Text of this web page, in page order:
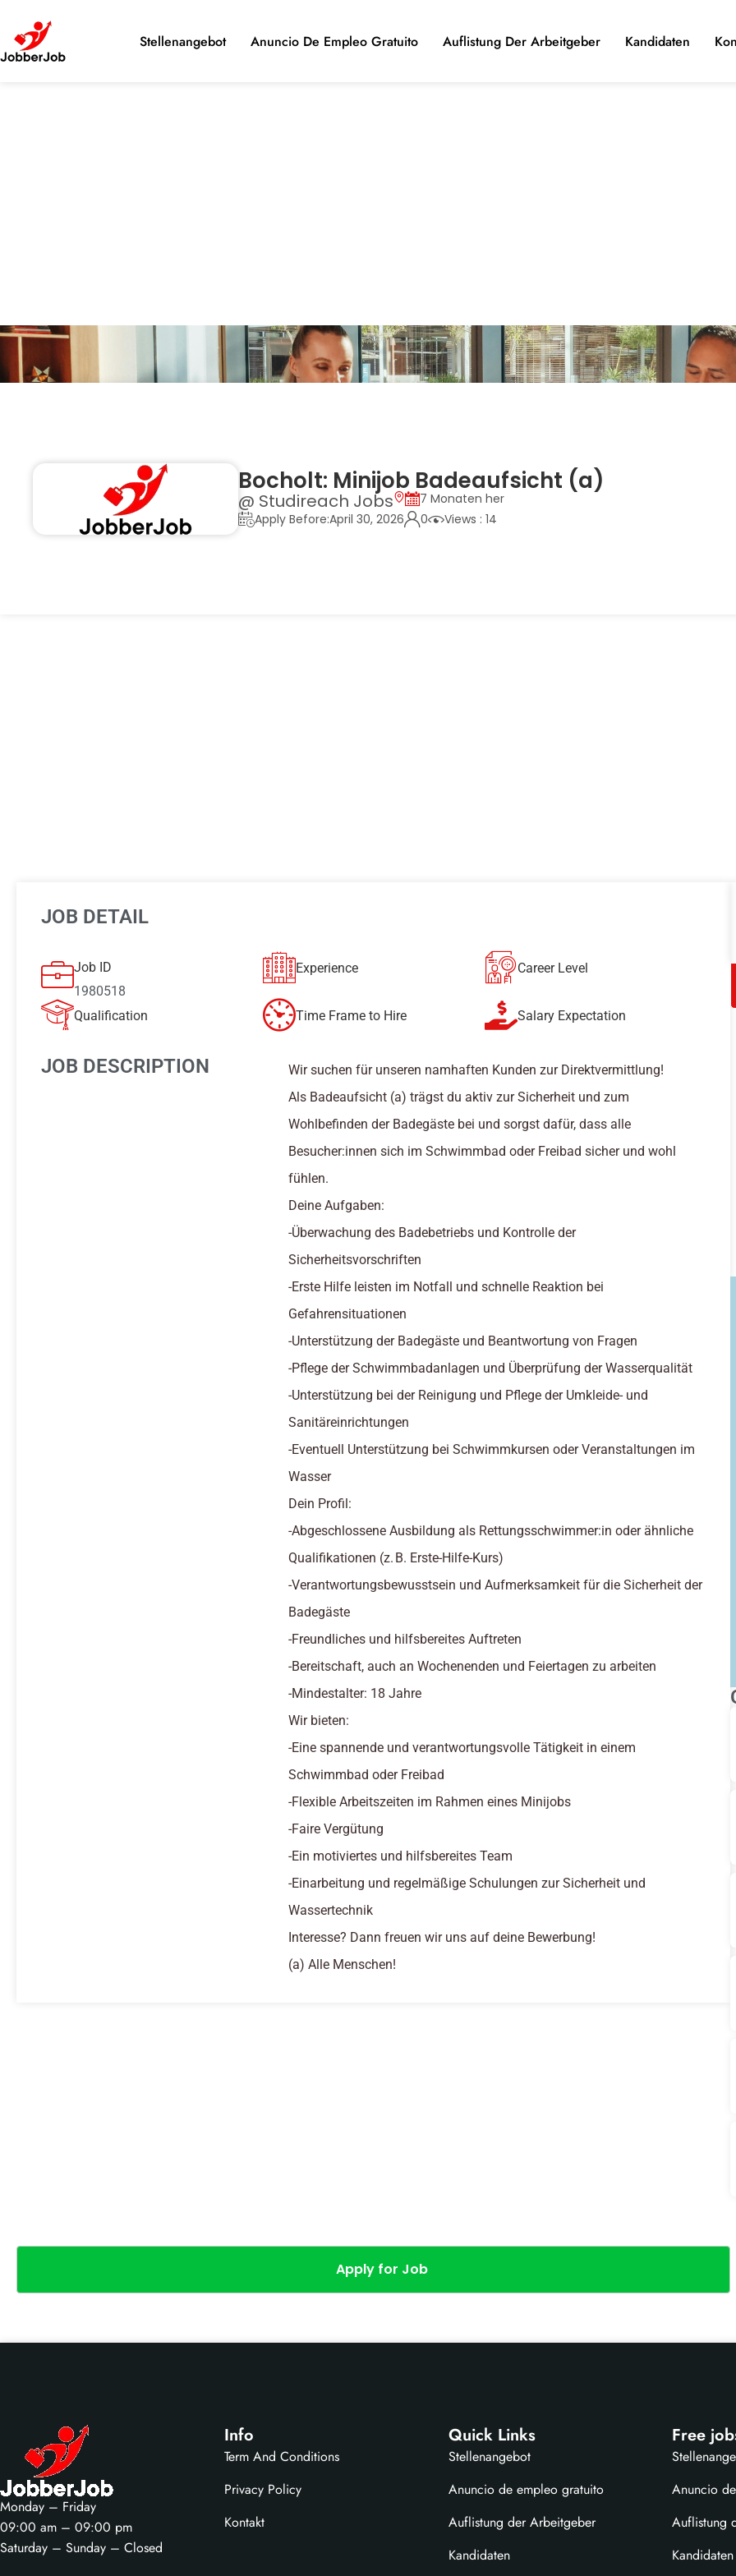
Stellenangebot Anuncio De Empleo Gratuito Auflistung Der Arbeitgeber Kandidaten
Bocholt: Minijob Badeaufsicht (a)
@ Studireach Jobs
7 Monaten her
Apply Before:April 30, 2026
0 Views : 14
JOB DETAIL
Job ID
1980518
Experience Career Level
Qualification Time Frame to Hire Salary Expectation
JOB DESCRIPTION
Wir suchen für unseren namhaften Kunden zur Direktvermittlung!
Als Badeaufsicht (a) trägst du aktiv zur Sicherheit und zum
Wohlbefinden der Badegäste bei und sorgst dafür, dass alle
Besucher:innen sich im Schwimmbad oder Freibad sicher und wohl
fühlen.
Deine Aufgaben:
-Überwachung des Badebetriebs und Kontrolle der
Sicherheitsvorschriften
-Erste Hilfe leisten im Notfall und schnelle Reaktion bei
Gefahrensituationen
-Unterstützung der Badegäste und Beantwortung von Fragen
-Pflege der Schwimmbadanlagen und Überprüfung der Wasserqualität
-Unterstützung bei der Reinigung und Pflege der Umkleide- und
Sanitäreinrichtungen
-Eventuell Unterstützung bei Schwimmkursen oder Veranstaltungen im
Wasser
Dein Profil:
-Abgeschlossene Ausbildung als Rettungsschwimmer:in oder ähnliche
Qualifikationen (z. B. Erste-Hilfe-Kurs)
-Verantwortungsbewusstsein und Aufmerksamkeit für die Sicherheit der
Badegäste
-Freundliches und hilfsbereites Auftreten
-Bereitschaft, auch an Wochenenden und Feiertagen zu arbeiten
-Mindestalter: 18 Jahre
Wir bieten:
-Eine spannende und verantwortungsvolle Tätigkeit in einem
Schwimmbad oder Freibad
-Flexible Arbeitszeiten im Rahmen eines Minijobs
-Faire Vergütung
-Ein motiviertes und hilfsbereites Team
-Einarbeitung und regelmäßige Schulungen zur Sicherheit und
Wassertechnik
Interesse? Dann freuen wir uns auf deine Bewerbung!
(a) Alle Menschen!
Apply for Job
Monday – Friday
09:00 am – 09:00 pm
Saturday – Sunday – Closed
Info
Term And Conditions
Privacy Policy
Kontakt
Quick Links
Stellenangebot
Anuncio de empleo gratuito
Auflistung der Arbeitgeber
Kandidaten
Free
Anuncio
Auflistung
Kandidaten